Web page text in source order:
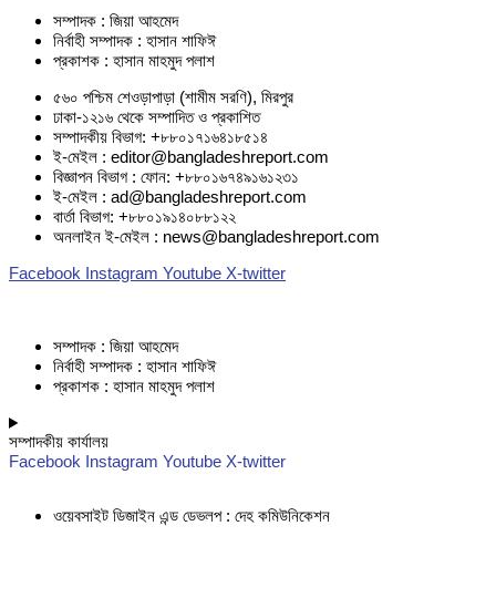
সম্পাদক : জিয়া আহমেদ
নির্বাহী সম্পাদক : হাসান শাফিঈ
প্রকাশক : হাসান মাহমুদ পলাশ
৫৬০ পশ্চিম শেওড়াপাড়া (শামীম সরণি), মিরপুর
ঢাকা-১২১৬ থেকে সম্পাদিত ও প্রকাশিত
সম্পাদকীয় বিভাগ: +৮৮০১৭১৬৪১৮৫১৪
ই-মেইল : editor@bangladeshreport.com
বিজ্ঞাপন বিভাগ : ফোন: +৮৮০১৬৭৪৯১৬১২৩১
ই-মেইল : ad@bangladeshreport.com
বার্তা বিভাগ: +৮৮০১৯১৪০৮৮১২২
অনলাইন ই-মেইল : news@bangladeshreport.com
Facebook Instagram Youtube X-twitter
সম্পাদক : জিয়া আহমেদ
নির্বাহী সম্পাদক : হাসান শাফিঈ
প্রকাশক : হাসান মাহমুদ পলাশ
সম্পাদকীয় কার্যালয়
Facebook Instagram Youtube X-twitter
ওয়েবসাইট ডিজাইন এন্ড ডেভলপ : দেহ কমিউনিকেশন